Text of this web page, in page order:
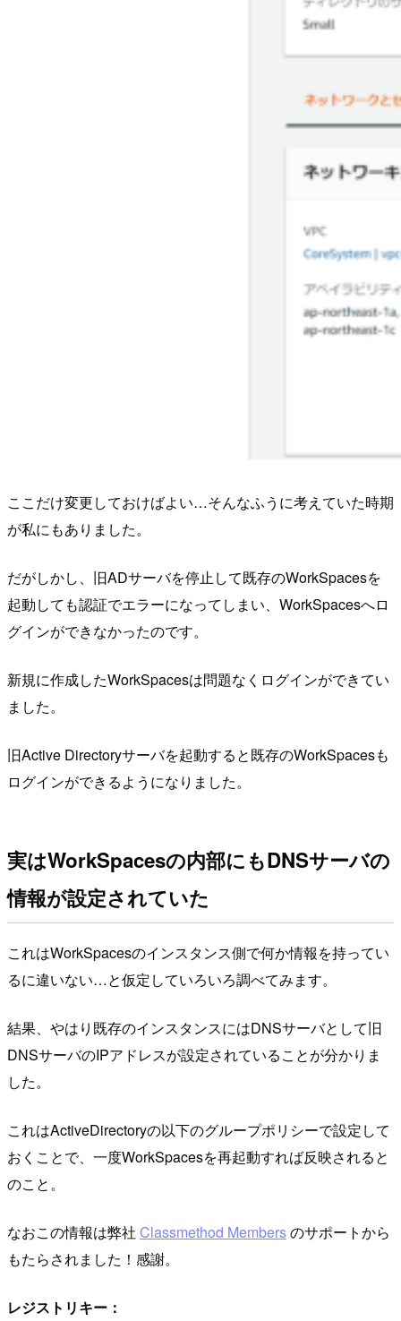
ここだけ変更しておけばよい…そんなふうに考えていた時期
が私にもありました。
だがしかし、旧ADサーバを停止して既存のWorkSpacesを
起動しても認証でエラーになってしまい、WorkSpacesへロ
グインができなかったのです。
新規に作成したWorkSpacesは問題なくログインができてい
ました。
旧Active Directoryサーバを起動すると既存のWorkSpacesも
ログインができるようになりました。
実はWorkSpacesの内部にもDNSサーバの
情報が設定されていた
これはWorkSpacesのインスタンス側で何か情報を持ってい
るに違いない…と仮定していろいろ調べてみます。
結果、やはり既存のインスタンスにはDNSサーバとして旧
DNSサーバのIPアドレスが設定されていることが分かりま
した。
これはActiveDirectoryの以下のグループポリシーで設定して
おくことで、一度WorkSpacesを再起動すれば反映されると
のこと。
なおこの情報は弊社 Classmethod Membersのサポートから
もたらされました！感謝。
レジストリキー：